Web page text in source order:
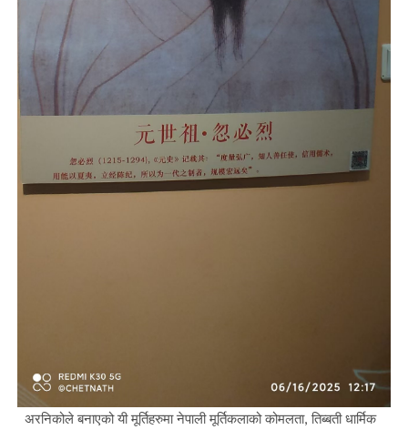
अरनिकोले बनाएको यी मूर्तिहरुमा नेपाली मूर्तिकलाको कोमलता, तिब्बती धार्मिक